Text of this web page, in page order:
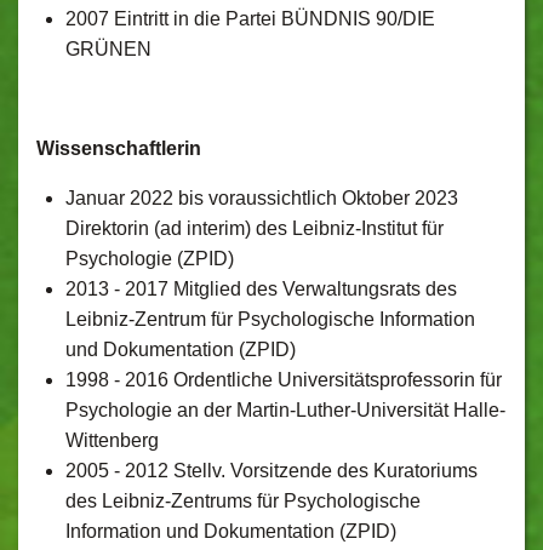
2007 Eintritt in die Partei BÜNDNIS 90/DIE
GRÜNEN
Wissenschaftlerin
Januar 2022 bis voraussichtlich Oktober 2023
Direktorin (ad interim) des Leibniz-Institut für
Psychologie (ZPID)
2013 - 2017 Mitglied des Verwaltungsrats des
Leibniz-Zentrum für Psychologische Information
und Dokumentation (ZPID)
1998 - 2016 Ordentliche Universitätsprofessorin für
Psychologie an der Martin-Luther-Universität Halle-
Wittenberg
2005 - 2012 Stellv. Vorsitzende des Kuratoriums
des Leibniz-Zentrums für Psychologische
Information und Dokumentation (ZPID)